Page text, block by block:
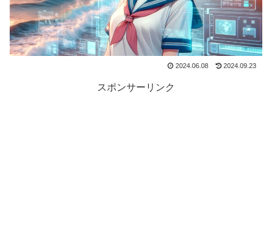
2024.06.08 2024.09.23
スポンサーリンク